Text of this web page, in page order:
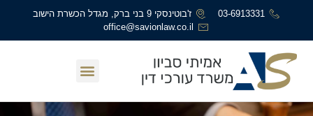
03-6913331
ז'בוטינסקי 9 בני ברק, מגדל הכשרת הישוב
office@savionlaw.co.il